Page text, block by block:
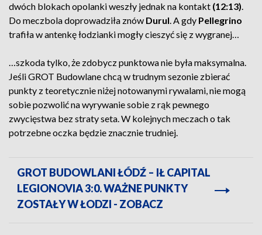
dwóch blokach opolanki weszły jednak na kontakt (12:13).
Do meczbola doprowadziła znów Durul. A gdy Pellegrino
trafiła w antenkę łodzianki mogły cieszyć się z wygranej…
…szkoda tylko, że zdobycz punktowa nie była maksymalna.
Jeśli GROT Budowlane chcą w trudnym sezonie zbierać
punkty z teoretycznie niżej notowanymi rywalami, nie mogą
sobie pozwolić na wyrywanie sobie z rąk pewnego
zwycięstwa bez straty seta. W kolejnych meczach o tak
potrzebne oczka będzie znacznie trudniej.
GROT BUDOWLANI ŁÓDŹ – IŁ CAPITAL
LEGIONOVIA 3:0. WAŻNE PUNKTY
ZOSTAŁY W ŁODZI - ZOBACZ